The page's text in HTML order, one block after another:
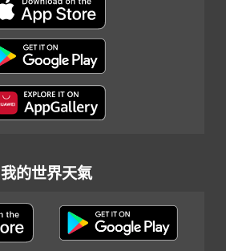
我的世界天氣